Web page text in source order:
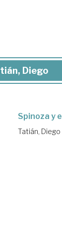
Diego
Spinoza y
Tatián, Diego